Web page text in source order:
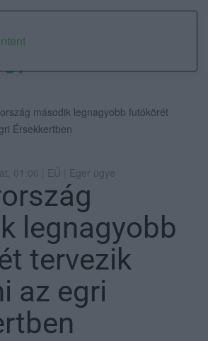
második legnagyobb futókörét
Érsekkertben
01:00 | EÜ | Eger ügye
legnagyobb
tervezik
az egri